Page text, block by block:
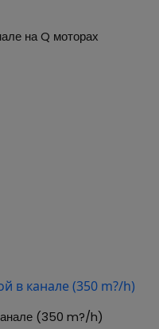
на Q моторах
(350 m?/h)